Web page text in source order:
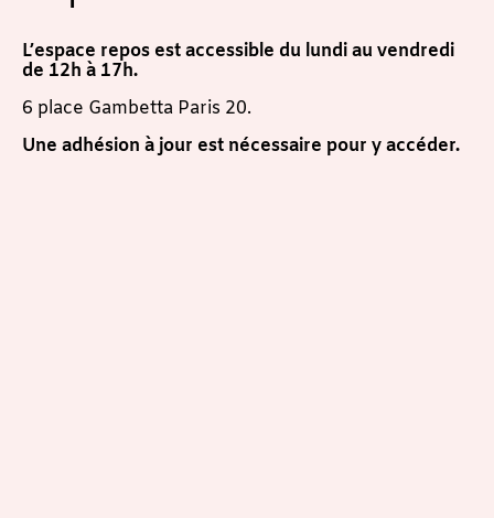
L’espace repos est accessible du lundi au vendredi
de 12h à 17h.
6 place Gambetta Paris 20.
Une adhésion à jour est nécessaire pour y accéder.